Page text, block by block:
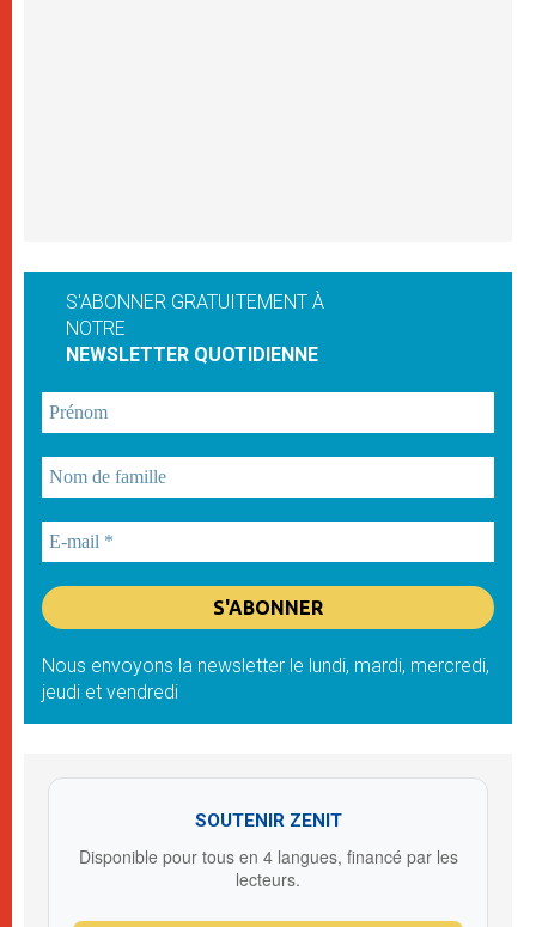
S'ABONNER GRATUITEMENT À
NOTRE
NEWSLETTER QUOTIDIENNE
Nous envoyons la newsletter le lundi, mardi, mercredi,
jeudi et vendredi
SOUTENIR ZENIT
Disponible pour tous en 4 langues, financé par les
lecteurs.